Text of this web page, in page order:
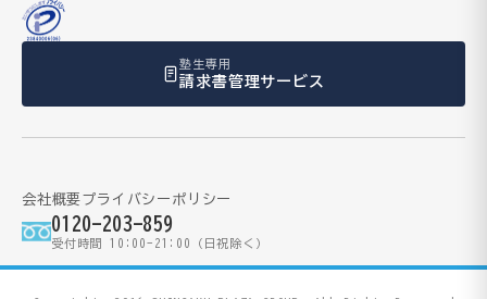
塾生専用
請求書管理サービス
会社概要プライバシーポリシー
0120-203-859
受付時間 10:00-21:00（日祝除く）